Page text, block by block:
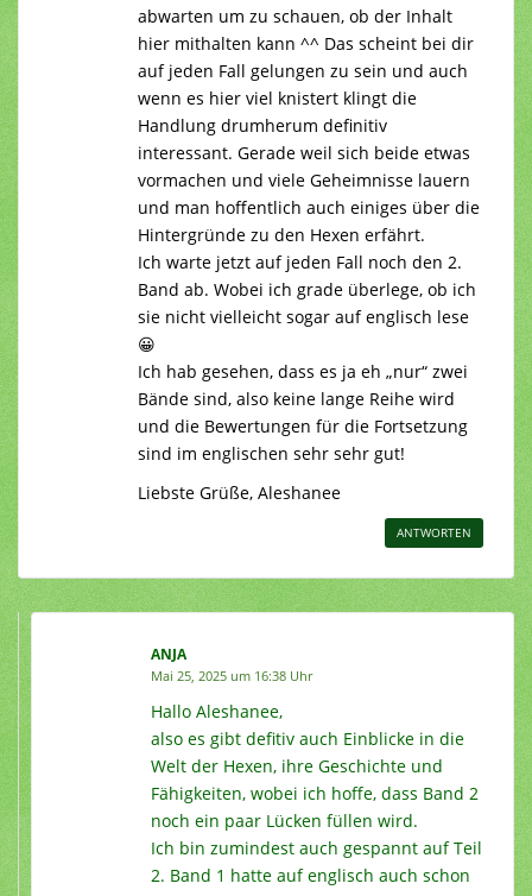
abwarten um zu schauen, ob der Inhalt
hier mithalten kann ^^ Das scheint bei dir
auf jeden Fall gelungen zu sein und auch
wenn es hier viel knistert klingt die
Handlung drumherum definitiv
interessant. Gerade weil sich beide etwas
vormachen und viele Geheimnisse lauern
und man hoffentlich auch einiges über die
Hintergründe zu den Hexen erfährt.
Ich warte jetzt auf jeden Fall noch den 2.
Band ab. Wobei ich grade überlege, ob ich
sie nicht vielleicht sogar auf englisch lese
😀
Ich hab gesehen, dass es ja eh „nur“ zwei
Bände sind, also keine lange Reihe wird
und die Bewertungen für die Fortsetzung
sind im englischen sehr sehr gut!
Liebste Grüße, Aleshanee
ANTWORTEN
ANJA
Mai 25, 2025 um 16:38 Uhr
Hallo Aleshanee,
also es gibt defitiv auch Einblicke in die
Welt der Hexen, ihre Geschichte und
Fähigkeiten, wobei ich hoffe, dass Band 2
noch ein paar Lücken füllen wird.
Ich bin zumindest auch gespannt auf Teil
2. Band 1 hatte auf englisch auch schon